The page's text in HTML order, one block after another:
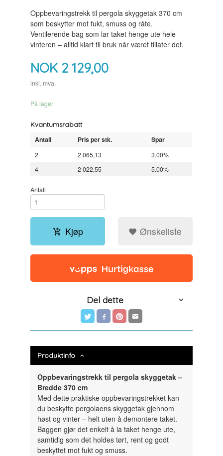
Oppbevaringstrekk til pergola skyggetak 370 cm
som beskytter mot fukt, smuss og råte.
Ventilerende bag som lar taket henge ute hele
vinteren – alltid klart til bruk når været tillater det.
NOK 2 129,00
inkl. mva.
På lager
Kvantumsrabatt
Antall Pris per stk. Spar
2 2 065,13
3.00%
4
2 022,55 5.00%
Antall
Kjøp Ønskeliste
Del dette
Produktinfo
Oppbevaringstrekk til pergola skyggetak –
Bredde 370 cm
Med dette praktiske oppbevaringstrekket kan
du beskytte pergolaens skyggetak gjennom
høst og vinter – helt uten å demontere taket.
Baggen gjør det enkelt å la taket henge ute,
samtidig som det holdes tørt, rent og godt
beskyttet mot fukt og smuss.